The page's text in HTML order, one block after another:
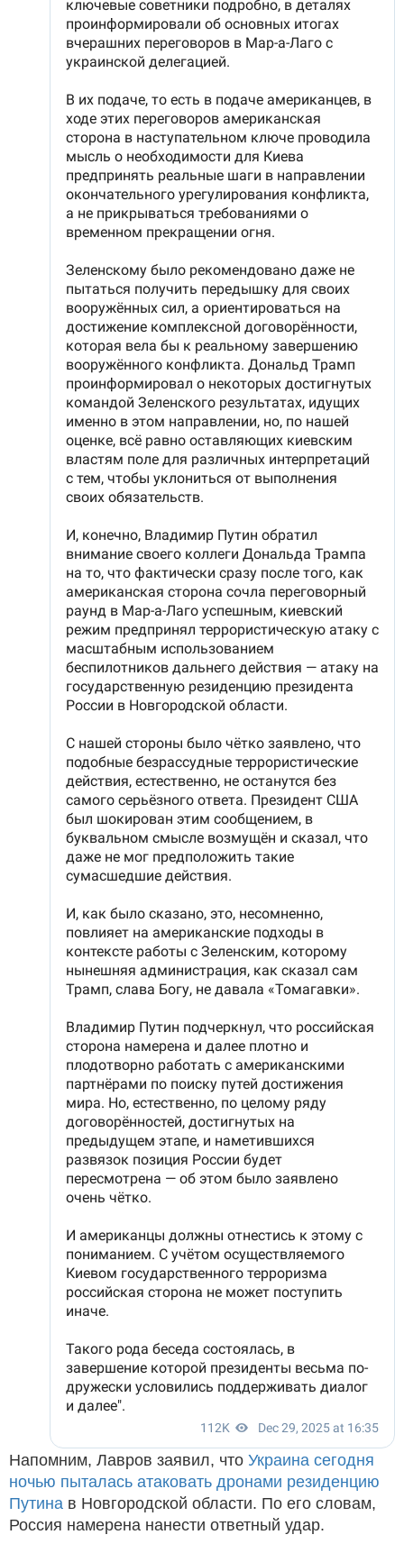
Напомним, Лавров заявил, что Украина сегодня
ночью пыталась атаковать дронами резиденцию
Путина в Новгородской области. По его словам,
Россия намерена нанести ответный удар.